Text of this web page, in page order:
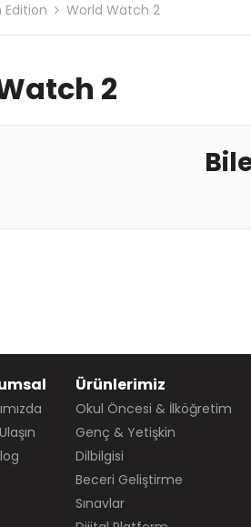
World Watch 2
2
Ürünlerimiz
Okul Öncesi & İlköğretim
Genç & Yetişkin
Dilbilgisi
Beceri Geliştirme
Sınavlar